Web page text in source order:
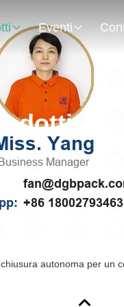
Eventi
autonoma per un